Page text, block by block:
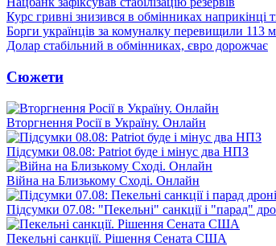
Курс гривні знизився в обмінниках наприкінці
Борги українців за комуналку перевищили 113
Долар стабільний в обмінниках, євро дорожчає
Сюжети
Вторгнення Росії в Україну. Онлайн
Підсумки 08.08: Patriot буде і мінус два НПЗ
Війна на Близькому Сході. Онлайн
Підсумки 07.08: "Пекельні" санкції і "парад"
Пекельні санкції. Рішення Сената США